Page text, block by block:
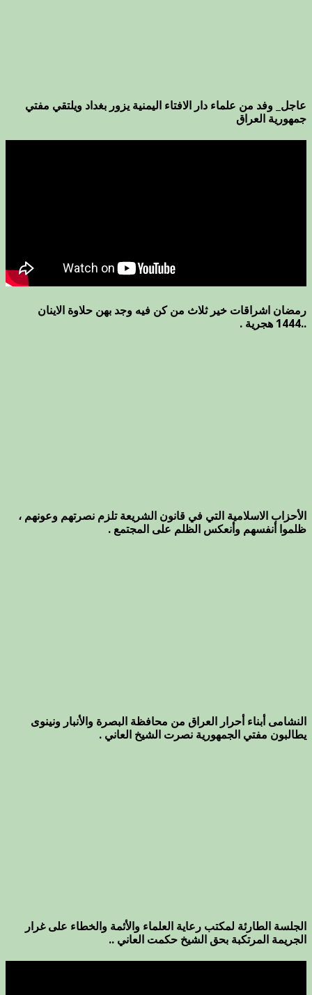
عاجل_ وفد من علماء دار الافتاء اليمنية يزور بغداد ويلتقي مفتي
جمهورية العراق
رمضان اشراقات خير ثلاث من كن فيه وجد بهن حلاوة الاينان
..1444 هجرية .
الأحزاب الاسلامية التي في قانون الشريعة تلزم نصرتهم وعونهم ،
ظلموا أنفسهم وأنعكس الظلم على المجتمع .
النشامى أبناء أحرار العراق من محافظة البصرة والأنبار ونينوى
يطالبون مفتي الجمهورية نصرت الشيخ العاني .
الجلسة الطارئة لمكتب رعاية العلماء والأئمة والخطاء على غرار
الجريمة المرتكبة بحق الشيخ حكمت العاني ..